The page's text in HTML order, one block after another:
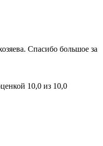
Спасибо большое за
10,0 из 10,0